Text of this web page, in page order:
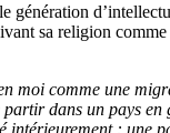
sa religion
comme une
dans un pays
: